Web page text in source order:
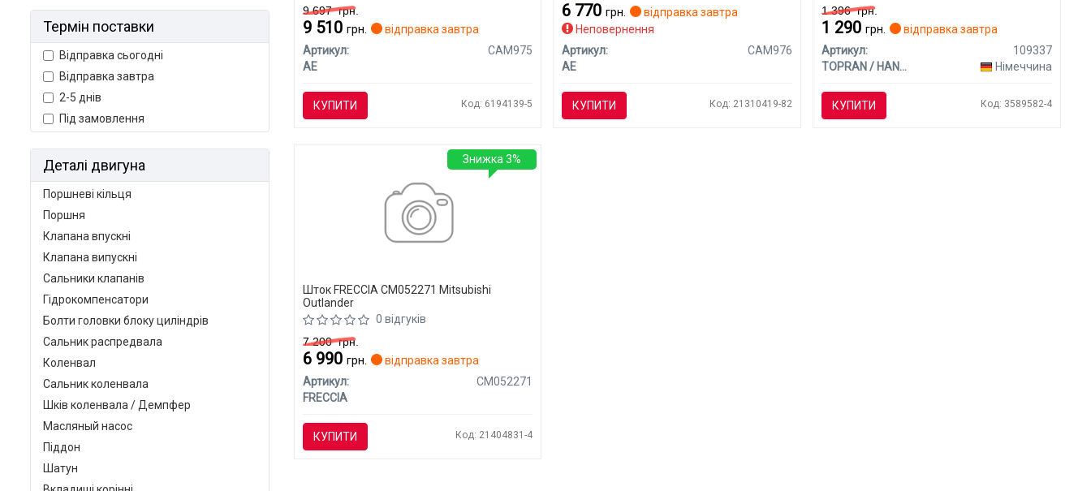
Термін поставки
Відправка сьогодні
Відправка завтра
2-5 днів
Під замовлення
Деталі двигуна
Поршневі кільця
Поршня
Клапана впускні
Клапана випускні
Сальники клапанів
Гідрокомпенсатори
Болти головки блоку циліндрів
Сальник распредвала
Коленвал
Сальник коленвала
Шків коленвала / Демпфер
Масляный насос
Піддон
Шатун
9 697грн.
9 510 грн.
відправка завтра
Артикул:
CAM975
AE
КУПИТИ Код: 6194139-5
6 770грн.
відправка завтра
Неповернення
Артикул:
CAM976
AE
КУПИТИ Код: 21310419-82
1 396грн.
1 290грн.
відправка завтра
Артикул:
109337
TOPRAN / HANS PRIES
Німеччина
КУПИТИ Код: 3589582-4
Шток FRECCIA CM052271 Mitsubishi
Outlander
0 відгуків
7 200грн.
6 990 грн.
відправка завтра
Артикул:
CM052271
FRECCIA
КУПИТИ Код: 21404831-4
Знижка 3%